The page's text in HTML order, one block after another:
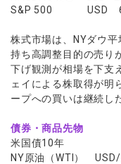
S&P 500 USD
株式市場は、NYダウ
持ち高調整目的の売り
下げ観測が相場を下支
ェイによる株取得が明
ープへの買いは継続し
債券・商品先物
米国債10年
NY原油（WTI）